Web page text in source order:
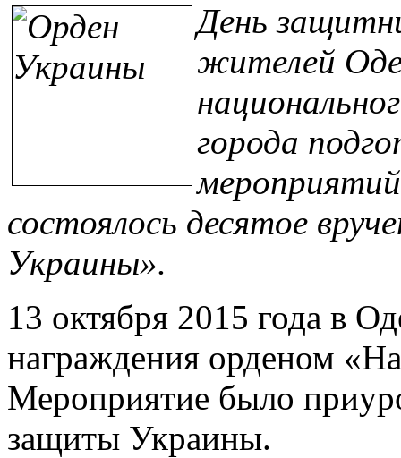
День
жителей
города
состоялось десятое
Украины».
13 октября 2015 года в
награждения орденом
Мероприятие было
защиты Украины.